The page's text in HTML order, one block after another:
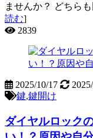
ませんか？ どちら
読む]
2839
2025/10/17
鍵,鍵開け
ダイヤルロック